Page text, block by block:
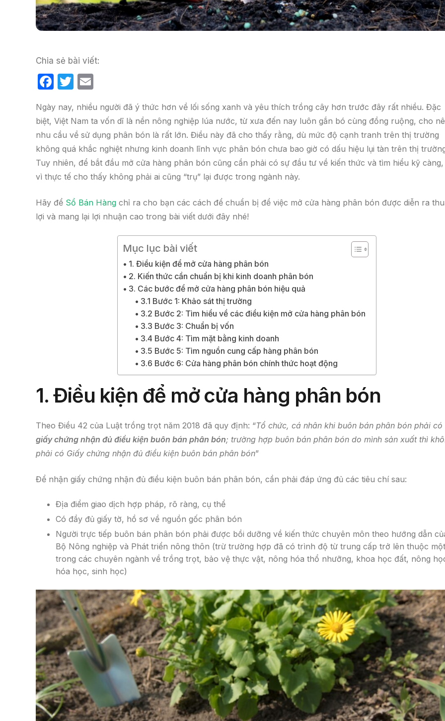
Chia sẻ bài viết:
F
c
e
b
o
o
k
T
itt
er
ail
Ngày nay, nhiều người đã ý thức hơn về lối sống xanh và yêu thích trồng cây hơn trước đây rất nhiều. Đặc
biệt, Việt Nam ta vốn dĩ là nền nông nghiệp lúa nước, từ xưa đến nay luôn gắn bó cùng đồng ruộng, cho
nhu cầu về sử dụng phân bón là rất lớn. Điều này đã cho thấy rằng, dù mức độ cạnh tranh trên thị trường
không quá khắc nghiệt nhưng kinh doanh lĩnh vực phân bón chưa bao giờ có dấu hiệu lụi tàn trên thị
Tuy nhiên, để bắt đầu mở cửa hàng phân bón cũng cần phải có sự đầu tư về kiến thức và tìm hiểu kỹ
vì thực tế cho thấy không phải ai cũng “trụ” lại được trong ngành này.
Hãy để Sổ Bán Hàng chỉ ra cho bạn các cách để chuẩn bị để việc mở cửa hàng phân bón được diễn ra
lợi và mang lại lợi nhuận cao trong bài viết dưới đây nhé!
Mục lục bài viết
1. Điều kiện để mở cửa hàng phân bón
2. Kiến thức cần chuẩn bị khi kinh doanh phân bón
3. Các bước để mở cửa hàng phân bón hiệu quả
3.1 Bước 1: Khảo sát thị trường
3.2 Bước 2: Tìm hiểu về các điều kiện mở cửa hàng phân bón
3.3 Bước 3: Chuẩn bị vốn
3.4 Bước 4: Tìm mặt bằng kinh doanh
3.5 Bước 5: Tìm nguồn cung cấp hàng phân bón
3.6 Bước 6: Cửa hàng phân bón chính thức hoạt động
1. Điều kiện để mở cửa hàng phân bón
Theo Điều 42 của Luật trồng trọt năm 2018 đã quy định: “Tổ chức, cá nhân khi buôn bán phân bón phải có
giấy chứng nhận đủ điều kiện buôn bán phân bón; trường hợp buôn bán phân bón do mình sản xuất thì
phải có Giấy chứng nhận đủ điều kiện buôn bán phân bón”
Để nhận giấy chứng nhận đủ điều kiện buôn bán phân bón, cần phải đáp ứng đủ các tiêu chí sau:
Địa điểm giao dịch hợp pháp, rõ ràng, cụ thể
Có đầy đủ giấy tờ, hồ sơ về nguồn gốc phân bón
Người trực tiếp buôn bán phân bón phải được bồi dưỡng về kiến thức chuyên môn theo hướng dẫn
Bộ Nông nghiệp và Phát triển nông thôn (trừ trường hợp đã có trình độ từ trung cấp trở lên thuộc một
trong các chuyên ngành về trồng trọt, bảo vệ thực vật, nông hóa thổ nhưỡng, khoa học đất, nông
hóa học, sinh học)